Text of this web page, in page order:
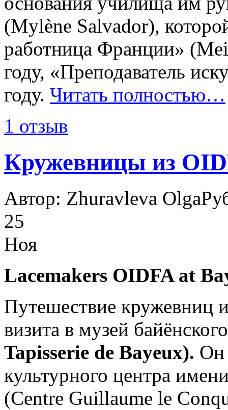
(Mylène Salvador),
работница Франции»
году, «Преподаватель
году. Читать полностью…
1 отзыв
Кружевницы из
Автор: Zhuravleva Olga
25
Ноя
Lacemakers OIDFA at
Путешествие кружевниц
визита в музей
Tapisserie de Bayeux). Он
культурного центра
(Centre Guillaume le